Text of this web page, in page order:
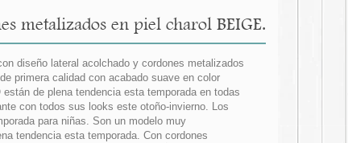
metalizados en piel charol BEIGE.
diseño lateral acolchado y cordones metalizados
primera calidad con acabado suave en color
de plena tendencia esta temporada en todas
con todos sus looks este otoño-invierno. Los
para niñas. Son un modelo muy
tendencia esta temporada. Con cordones